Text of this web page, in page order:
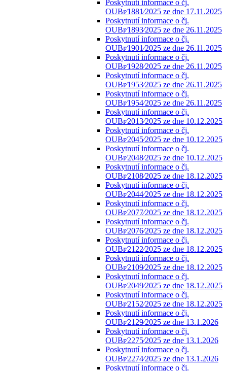
Poskytnutí informace o čj.
OUBr⁄1881⁄2025 ze dne 17.11.2025
Poskytnutí informace o čj.
OUBr⁄1893⁄2025 ze dne 26.11.2025
Poskytnutí informace o čj.
OUBr⁄1901⁄2025 ze dne 26.11.2025
Poskytnutí informace o čj.
OUBr⁄1928⁄2025 ze dne 26.11.2025
Poskytnutí informace o čj.
OUBr⁄1953⁄2025 ze dne 26.11.2025
Poskytnutí informace o čj.
OUBr⁄1954⁄2025 ze dne 26.11.2025
Poskytnutí informace o čj.
OUBr⁄2013⁄2025 ze dne 10.12.2025
Poskytnutí informace o čj.
OUBr⁄2045⁄2025 ze dne 10.12.2025
Poskytnutí informace o čj.
OUBr⁄2048⁄2025 ze dne 10.12.2025
Poskytnutí informace o čj.
OUBr⁄2108⁄2025 ze dne 18.12.2025
Poskytnutí informace o čj.
OUBr⁄2044⁄2025 ze dne 18.12.2025
Poskytnutí informace o čj.
OUBr⁄2077⁄2025 ze dne 18.12.2025
Poskytnutí informace o čj.
OUBr⁄2076⁄2025 ze dne 18.12.2025
Poskytnutí informace o čj.
OUBr⁄2122⁄2025 ze dne 18.12.2025
Poskytnutí informace o čj.
OUBr⁄2109⁄2025 ze dne 18.12.2025
Poskytnutí informace o čj.
OUBr⁄2049⁄2025 ze dne 18.12.2025
Poskytnutí informace o čj.
OUBr⁄2152⁄2025 ze dne 18.12.2025
Poskytnutí informace o čj.
OUBr⁄2129⁄2025 ze dne 13.1.2026
Poskytnutí informace o čj.
OUBr⁄2275⁄2025 ze dne 13.1.2026
Poskytnutí informace o čj.
OUBr⁄2274⁄2025 ze dne 13.1.2026
Poskytnutí informace o čj.